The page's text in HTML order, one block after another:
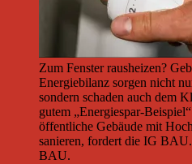
Zum Fenster rausheizen?
Energiebilanz sorgen nicht
sondern schaden auch dem
gutem „Energiespar-
öffentliche Gebäude mit
sanieren, fordert die IG
BAU.